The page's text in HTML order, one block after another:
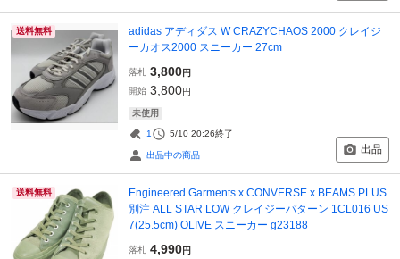
送料無料
adidas アディダス W CRAZYCHAOS 2000 クレイジ
ーカオス2000 スニーカー 27cm
落札 3,800円
開始 3,800円
未使用
1 5/10 20:26終了
出品中の商品 出品
送料無料
Engineered Garments x CONVERSE x BEAMS PLUS
別注 ALL STAR LOW クレイジーパターン 1CL016 US
7(25.5cm) OLIVE スニーカー g23188
落札 4,990円